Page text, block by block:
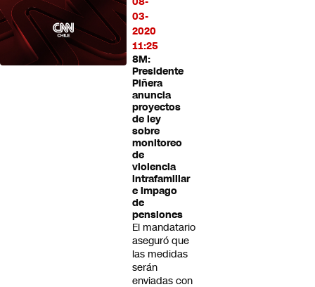
03-
2020
11:25
8M:
Presidente
Piñera
anuncia
proyectos
de ley
sobre
monitoreo
de
violencia
intrafamiliar
e impago
de
pensiones
El mandatario
aseguró que
las medidas
serán
enviadas con